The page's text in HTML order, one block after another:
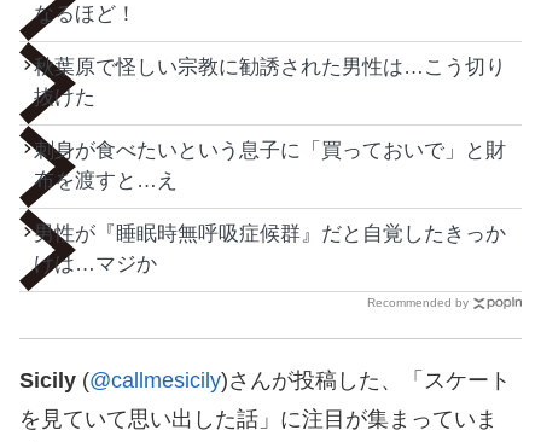
なるほど！
秋葉原で怪しい宗教に勧誘された男性は…こう切り
抜けた
刺身が食べたいという息子に「買っておいで」と財
布を渡すと…え
男性が『睡眠時無呼吸症候群』だと自覚したきっか
けは…マジか
Recommended by
Sicily (@callmesicily)さんが投稿した、「スケート
を見ていて思い出した話」に注目が集まっていま